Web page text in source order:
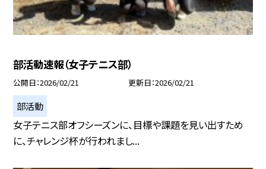
部活動速報（女子テニス部）
公開日 2026/02/21 更新日 2026/02/21
部活動
女子テニス部オフシーズンに、目標や課題を見い出すため
に、チャレンジ杯が行われまし...